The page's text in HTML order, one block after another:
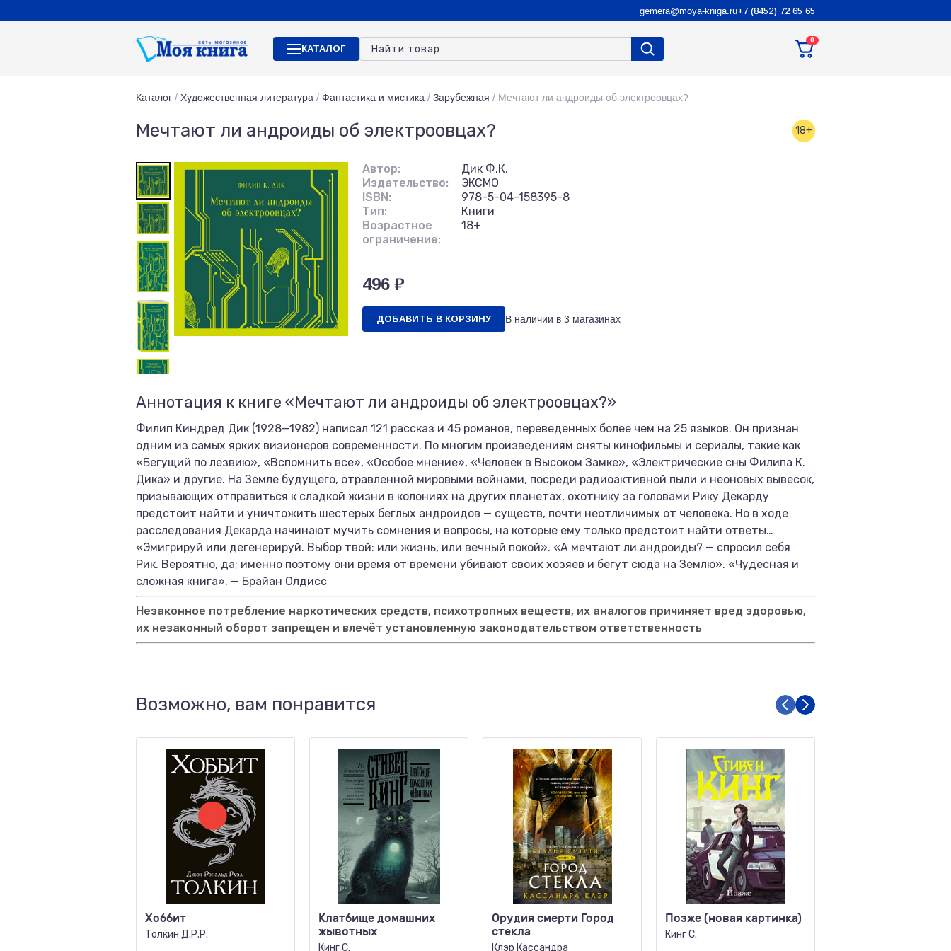
gemera@moya-kniga.ru+7 (8452) 72 65 65
КАТАЛОГ
0
Каталог / Художественная литература / Фантастика и мистика / Зарубежная / Мечтают ли андроиды об электроовцах?
Мечтают ли андроиды об электроовцах? 18+
Автор:
Дик Ф.К.
Издательство:
ЭКСМО
ISBN:
978-5-04-158395-8
Тип:
Книги
Возрастное
ограничение:
18+
496 ₽
ДОБАВИТЬ В КОРЗИНУ В наличии в 3 магазинах
Аннотация к книге «Мечтают ли андроиды об электроовцах?»
Филип Киндред Дик (1928—1982) написал 121 рассказ и 45 романов, переведенных более чем на 25 языков. Он признан
одним из самых ярких визионеров современности. По многим произведениям сняты кинофильмы и сериалы, такие как
«Бегущий по лезвию», «Вспомнить все», «Особое мнение», «Человек в Высоком Замке», «Электрические сны Филипа К.
Дика» и другие. На Земле будущего, отравленной мировыми войнами, посреди радиоактивной пыли и неоновых вывесок,
призывающих отправиться к сладкой жизни в колониях на других планетах, охотнику за головами Рику Декарду
предстоит найти и уничтожить шестерых беглых андроидов — существ, почти неотличимых от человека. Но в ходе
расследования Декарда начинают мучить сомнения и вопросы, на которые ему только предстоит найти ответы…
«Эмигрируй или дегенерируй. Выбор твой: или жизнь, или вечный покой». «А мечтают ли андроиды? — спросил себя
Рик. Вероятно, да; именно поэтому они время от времени убивают своих хозяев и бегут сюда на Землю». «Чудесная и
сложная книга». — Брайан Олдисс
Незаконное потребление наркотических средств, психотропных веществ, их аналогов причиняет вред здоровью,
их незаконный оборот запрещен и влечёт установленную законодательством ответственность
Возможно, вам понравится
Хоббит
Толкин Д.Р.Р.
Клатбище домашних
жывотных
Кинг С.
Орудия смерти Город
стекла
Клэр Кассандра
Позже (новая картинка)
Кинг С.